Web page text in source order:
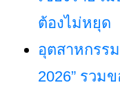
ต้องไม่หยุด
อุตสาหกรร
2026” รวม